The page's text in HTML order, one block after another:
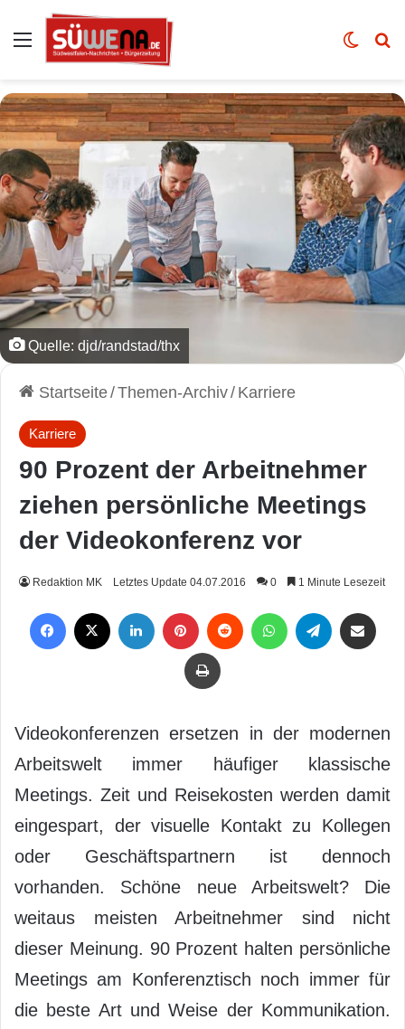
Auswahl Skin
Quelle: djd/randstad/thx
Startseite/Themen-Archiv/ Karriere
Karriere
90 Prozent der Arbeitnehmer
ziehen persönliche Meetings
der Videokonferenz vor
Redaktion MK Letztes Update 04.07.2016 0 1 Minute Lesezeit
Drucken
Videokonferenzen ersetzen in der modernen
Arbeitswelt immer häufiger klassische
Meetings. Zeit und Reisekosten werden damit
eingespart, der visuelle Kontakt zu Kollegen
oder Geschäftspartnern ist dennoch
vorhanden. Schöne neue Arbeitswelt? Die
weitaus meisten Arbeitnehmer sind nicht
dieser Meinung. 90 Prozent halten persönliche
Meetings am Konferenztisch noch immer für
die beste Art und Weise der Kommunikation.